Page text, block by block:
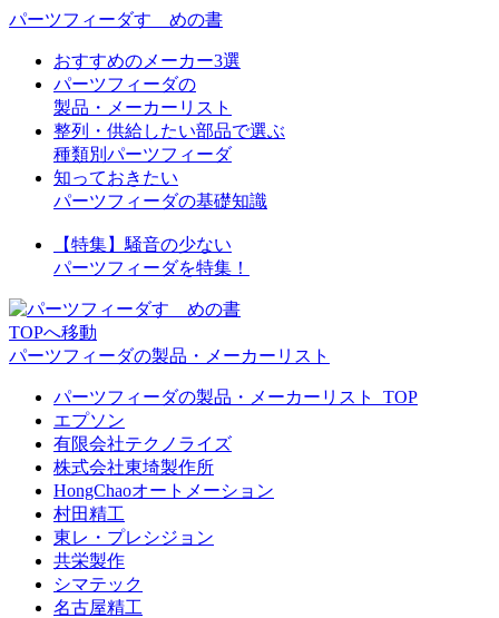
パーツフィーダすゝめの書
おすすめのメーカー3選
パーツフィーダの
製品・メーカーリスト
整列・供給したい部品で選ぶ
種類別パーツフィーダ
知っておきたい
パーツフィーダの基礎知識
【特集】騒音の少ない
パーツフィーダを特集！
TOPへ移動
パーツフィーダの製品・メーカーリスト
パーツフィーダの製品・メーカーリスト_TOP
エプソン
有限会社テクノライズ
株式会社東埼製作所
HongChaoオートメーション
村田精工
東レ・プレシジョン
共栄製作
シマテック
名古屋精工